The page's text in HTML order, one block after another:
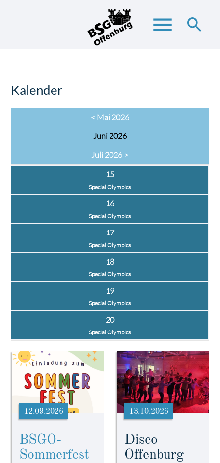
menu search
Kalender
< Mai 2026
Juni 2026
Juli 2026 >
15
Special Olympics
16
Special Olympics
17
Special Olympics
18
Special Olympics
19
Special Olympics
20
Special Olympics
BSGO-
Sommerfest
12.09.2026
Disco
Offenburg
13.10.2026